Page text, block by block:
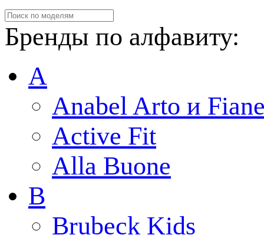
Бренды по алфавиту:
A
Anabel Arto и
Active Fit
Alla Buone
B
Brubeck Kids